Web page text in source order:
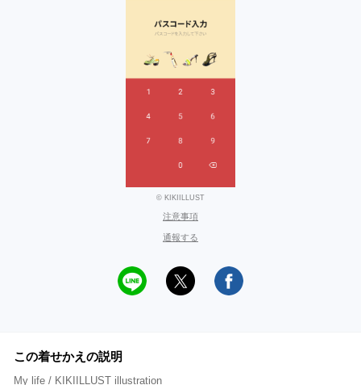
© KIKIILLUST
注意事項
通報する
この着せかえの説明
My life / KIKIILLUST illustration